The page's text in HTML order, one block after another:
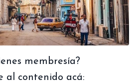
membresía?
al contenido acá: